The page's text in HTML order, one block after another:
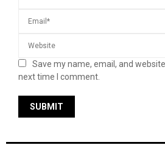
Save my name, email, and
next time I comment.